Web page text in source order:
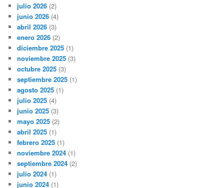
julio 2026 (2)
junio 2026 (4)
abril 2026 (3)
enero 2026 (2)
diciembre 2025 (1)
noviembre 2025 (3)
octubre 2025 (3)
septiembre 2025 (1)
agosto 2025 (1)
julio 2025 (4)
junio 2025 (3)
mayo 2025 (2)
abril 2025 (1)
febrero 2025 (1)
noviembre 2024 (1)
septiembre 2024 (2)
julio 2024 (1)
junio 2024 (1)